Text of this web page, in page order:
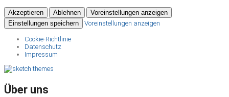
Akzeptieren Ablehnen
Voreinstellungen anzeigen
Einstellungen speichern
Voreinstellungen anzeigen
Cookie-Richtlinie
Datenschutz
Impressum
Über uns